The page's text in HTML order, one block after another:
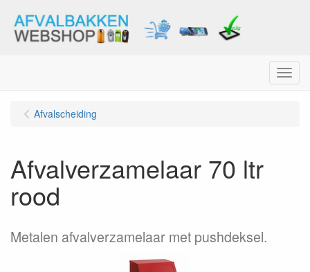
Menu
Afvalscheiding
Afvalverzamelaar 70 ltr
rood
Metalen afvalverzamelaar met pushdeksel.